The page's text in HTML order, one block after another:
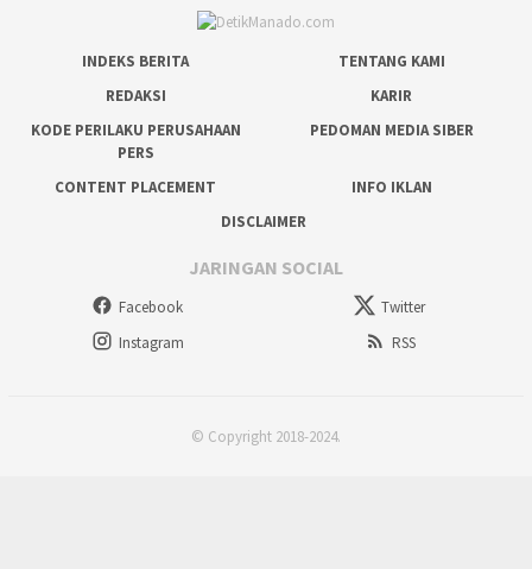
INDEKS BERITA
TENTANG KAMI
REDAKSI
KARIR
KODE PERILAKU PERUSAHAAN
PERS
PEDOMAN MEDIA SIBER
CONTENT PLACEMENT
INFO IKLAN
DISCLAIMER
JARINGAN SOCIAL
Facebook
Twitter
Instagram
RSS
© Copyright 2018-2024.